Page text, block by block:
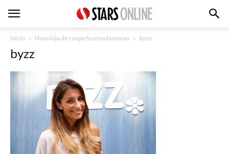
Inicio Nova loja de roupa fascina famosas byzz
byzz